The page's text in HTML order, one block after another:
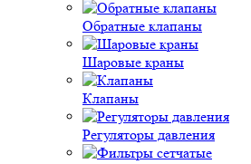
Обратные клапаны
Шаровые краны
Клапаны
Регуляторы давления